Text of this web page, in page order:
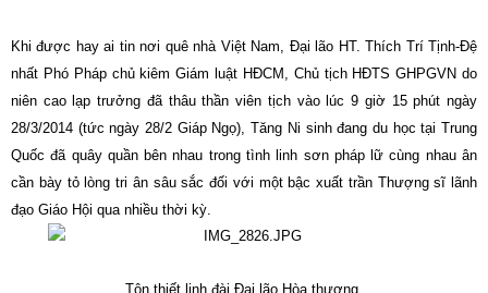
Khi được hay ai tin nơi quê nhà Việt Nam, Đại lão HT. Thích Trí Tịnh-Đệ
nhất Phó Pháp chủ kiêm Giám luật HĐCM, Chủ tịch HĐTS GHPGVN do
niên cao lạp trưởng đã thâu thần viên tịch vào lúc 9 giờ 15 phút ngày
28/3/2014 (tức ngày 28/2 Giáp Ngọ), Tăng Ni sinh đang du học tại Trung
Quốc đã quây quần bên nhau trong tình linh sơn pháp lữ cùng nhau ân
cần bày tỏ lòng tri ân sâu sắc đối với một bậc xuất trần Thượng sĩ lãnh
đạo Giáo Hội qua nhiều thời kỳ.
Tôn thiết linh đài Đại lão Hòa thượng